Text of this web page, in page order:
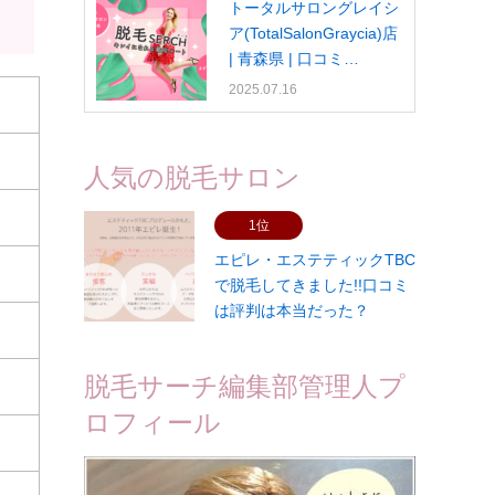
トータルサロングレイシ
ア(TotalSalonGraycia)店
| 青森県 | 口コミ…
2025.07.16
人気の脱毛サロン
1位
エピレ・エステティックTBC
で脱毛してきました!!口コミ
は評判は本当だった？
脱毛サーチ編集部管理人プ
ロフィール